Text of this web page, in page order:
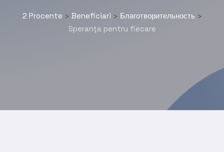
2 Procente > Beneficiari > Благотворительность >
Speranţa pentru fiecare